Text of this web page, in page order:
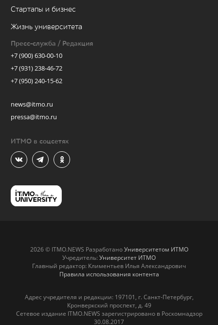
Стартапы и бизнес
Жизнь университета
Пресс-служба / Редакция
+7 (900) 630-00-10
+7 (931) 238-46-72
+7 (950) 240-15-62
news@itmo.ru
pressa@itmo.ru
ИТМО в соцсетях
2026 © ITMO.NEWS РазработаноУниверситетом ИТМО
Учредитель: Университет ИТМО
Главный редактор: Климентьев Илья Александрович
Правила использования контента
Адрес учредителя и редакции: 197101, г. Санкт-Петербург,
Кронверкский проспект, д. 49
Сетевое издание ITMO.NEWS зарегистрировано в Роскомнадзор
30.08.2017